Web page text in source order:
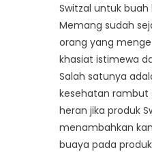
Switzal untuk
Memang sudah
orang yang
khasiat istimewa
Salah satunya
kesehatan rambut
heran jika produk
menambahkan
buaya pada